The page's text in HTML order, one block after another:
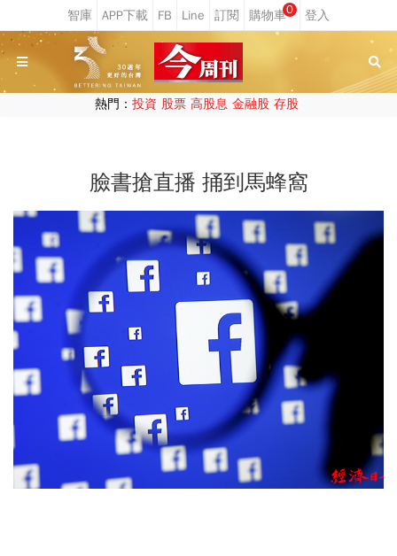
0
熱門： 投資 股票 高股息 金融股 存股
臉書搶直播 捅到馬蜂窩